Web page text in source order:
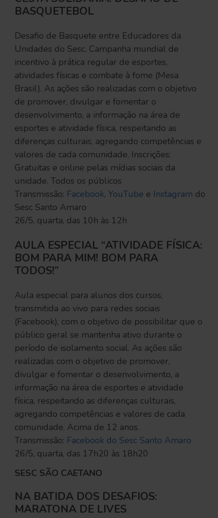
BASQUETEBOL
Desafio de Basquete entre Educadores da
Unidades do Sesc. Campanha mundial de
incentivo à prática regular de esportes,
atividades físicas e combate à fome (Mesa
Brasil). As ações são realizadas com o objetivo
de promover, divulgar e fomentar o
desenvolvimento, a informação na área de
esportes e atividade física, respeitando as
diferenças culturais, agregando competências e
valores de cada comunidade. Inscrições:
Gratuitas e online pelas mídias sociais da
unidade. Todos os públicos
Transmissão: Facebook, YouTube e Instagram do
Sesc Santo Amaro
26/5, quarta, das 10h às 12h
AULA ESPECIAL “ATIVIDADE FÍSICA:
BOM PARA MIM! BOM PARA
TODOS!”
Aula especial para alunos dos cursos,
transmitida ao vivo para redes sociais
(Facebook), com o objetivo de possibilitar que o
público geral se mantenha ativo durante o
período de isolamento social. As ações são
realizadas com o objetivo de promover,
divulgar e fomentar o desenvolvimento, a
informação na área de esportes e atividade
física, respeitando as diferenças culturais,
agregando competências e valores de cada
comunidade. Acima de 12 anos.
Transmissão: Facebook do Sesc Santo Amaro
26/5, quarta, das 17h20 às 18h20
SESC SÃO CAETANO
NA BATIDA DOS DESAFIOS:
MARATONA DE LIVES